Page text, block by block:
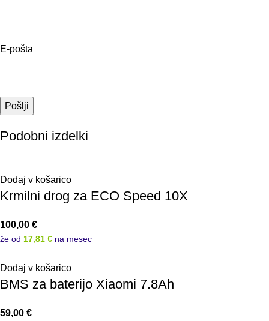
E-pošta
Podobni izdelki
Dodaj v košarico
Krmilni drog za ECO Speed 10X
100,00 €
že od 17,81 € na mesec
Dodaj v košarico
BMS za baterijo Xiaomi 7.8Ah
59,00 €